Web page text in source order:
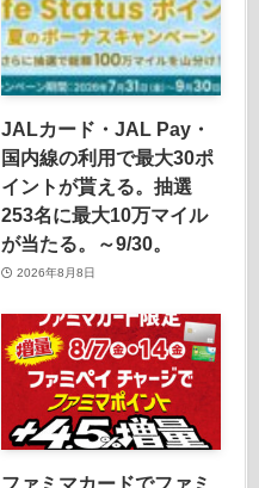
JALカード・JAL Pay・
国内線の利用で最大30ポ
イントが貰える。抽選
253名に最大10万マイル
が当たる。～9/30。
2026年8月8日
ファミマカードでファミ